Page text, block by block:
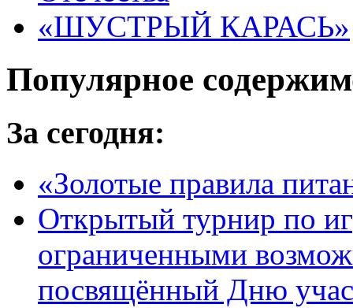
«ШУСТРЫЙ КАРАСЬ»
Популярное
За сегодня:
«Золотые правила
Открытый турнир по
ограниченными
посвящённый Дню